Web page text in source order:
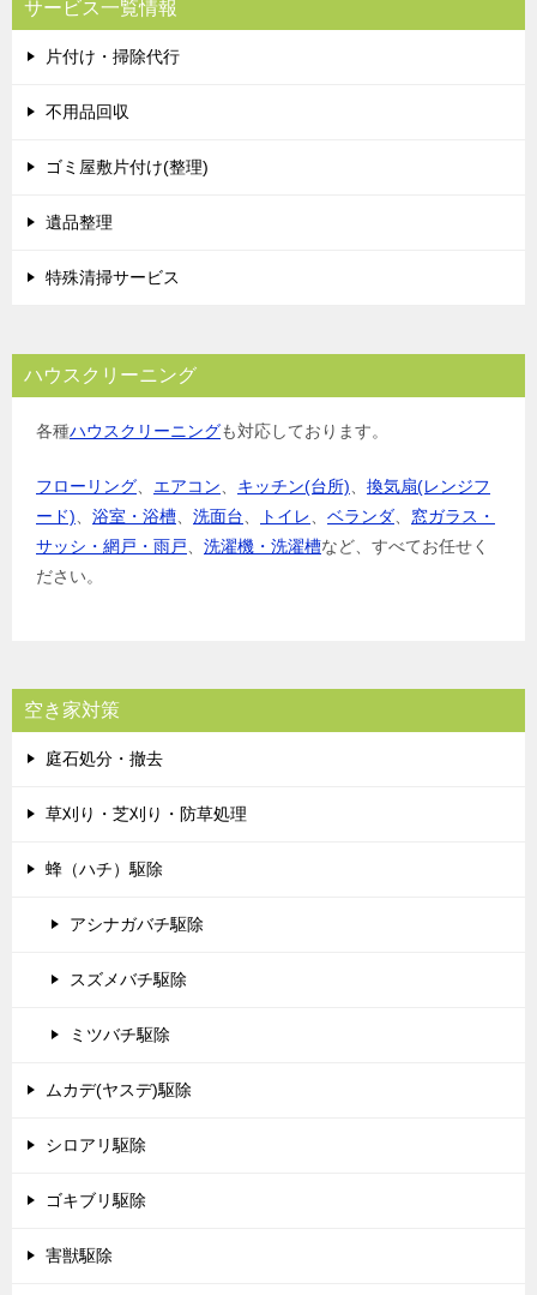
サービス一覧情報
片付け・掃除代行
不用品回収
ゴミ屋敷片付け(整理)
遺品整理
特殊清掃サービス
ハウスクリーニング
各種ハウスクリーニングも対応しております。
フローリング エアコン キッチン(台所)
換気扇(レンジフ
ード)
浴室・浴槽 洗面台 トイレ ベランダ
窓ガラス・
サッシ・網戸・雨戸
洗濯機・洗濯槽など、すべてお任せく
ださい。
空き家対策
庭石処分・撤去
草刈り・芝刈り・防草処理
蜂（ハチ）駆除
アシナガバチ駆除
スズメバチ駆除
ミツバチ駆除
ムカデ(ヤスデ)駆除
シロアリ駆除
ゴキブリ駆除
害獣駆除